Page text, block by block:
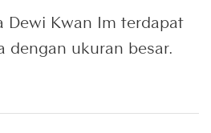
Dewi Kwan Im terdapat
dengan ukuran besar.